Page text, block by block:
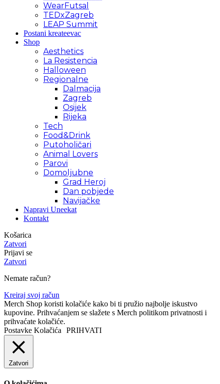
WearFutsal
TEDxZagreb
LEAP Summit
Postani kreateevac
Shop
Aesthetics
La Resistencia
Halloween
Regionalne
Dalmacija
Zagreb
Osijek
Rijeka
Tech
Food&Drink
Putoholičari
Animal Lovers
Parovi
Domoljubne
Grad Heroj
Dan pobjede
Navijačke
Napravi Uneekat
Kontakt
Košarica
Zatvori
Prijavi se
Zatvori
Nemate račun?
Kreiraj svoj račun
Merch Shop koristi kolačiće kako bi ti pružio najbolje iskustvo
kupovine. Prihvaćanjem se slažete s Merch politikom privatnosti i
prihvaćate kolačiće.
Postavke Kolačića PRIHVATI
Zatvori